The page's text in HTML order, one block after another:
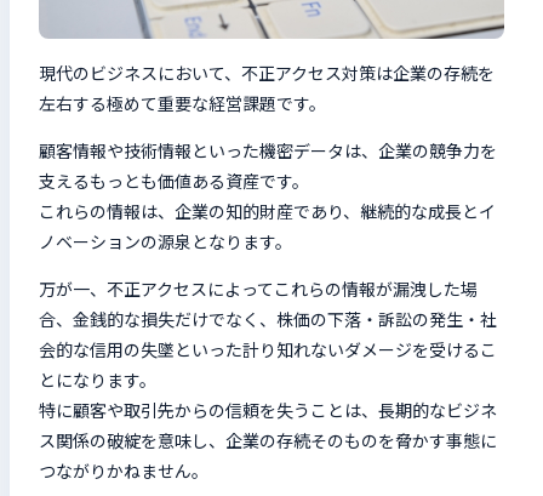
現代のビジネスにおいて、不正アクセス対策は企業の存続を
左右する極めて重要な経営課題です。
顧客情報や技術情報といった機密データは、企業の競争力を
支えるもっとも価値ある資産です。
これらの情報は、企業の知的財産であり、継続的な成長とイ
ノベーションの源泉となります。
万が一、不正アクセスによってこれらの情報が漏洩した場
合、金銭的な損失だけでなく、株価の下落・訴訟の発生・社
会的な信用の失墜といった計り知れないダメージを受けるこ
とになります。
特に顧客や取引先からの信頼を失うことは、長期的なビジネ
ス関係の破綻を意味し、企業の存続そのものを脅かす事態に
つながりかねません。